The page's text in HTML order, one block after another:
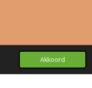
Akkoord